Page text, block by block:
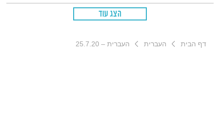
הצג עוד
דף הבית העברית העברית – 25.7.20